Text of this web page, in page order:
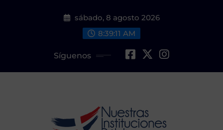
sábado, 8 agosto 2026
8:39:12 AM
Síguenos